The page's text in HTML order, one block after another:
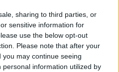
sharing to third parties, or
sensitive information for
use the below opt-out
Please note that after your
may continue seeing
information utilized by
Next article
Affection des gencives : 3
causes possibles